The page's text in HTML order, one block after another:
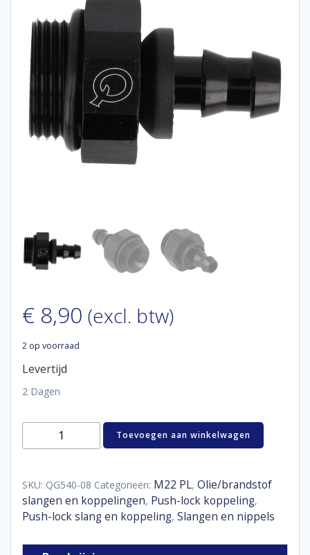
€ 8,90 (excl. btw)
2 op voorraad
Levertijd
2 Dagen
Oil
on
straight
M22
-
Toevoegen aan winkelwagen
SKU: QG540-08 Categorieën: M22 PL, Olie/brandstof
slangen en koppelingen, Push-lock koppeling,
Push-lock slang en koppeling, Slangen en nippels